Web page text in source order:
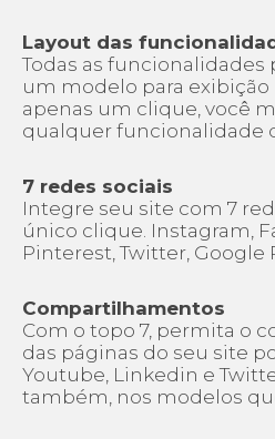
Layout das
Todas as funcionalidades
um modelo para exibição
apenas um clique, você
qualquer funcionalidade
7 redes sociais
Integre seu site com 7
único clique. Instagram,
Pinterest, Twitter, Google
Compartilhamentos
Com o topo 7, permita o
das páginas do seu site
Youtube, Linkedin e
também, nos modelos